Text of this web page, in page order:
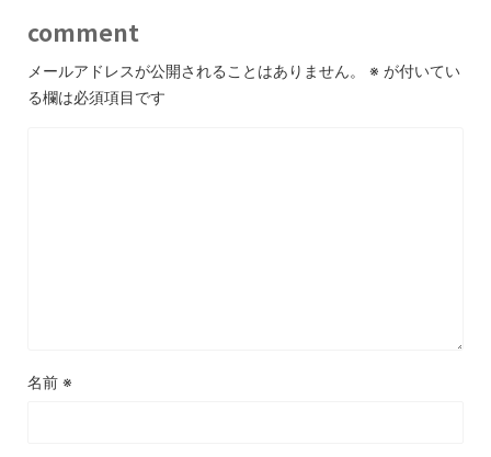
comment
メールアドレスが公開されることはありません。 ※ が付いてい
る欄は必須項目です
名前 ※